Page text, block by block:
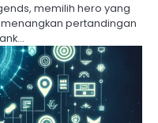
memilih hero yang
pertandingan